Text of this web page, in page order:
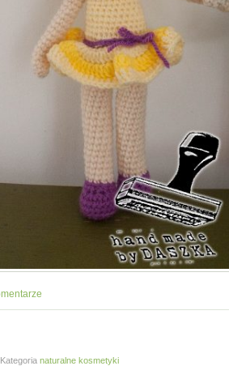
naturalne kosmetyki